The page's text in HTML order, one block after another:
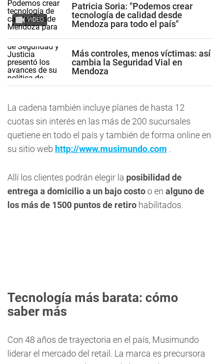
VIDEO
Patricia Soria: "Podemos crear
tecnología de calidad desde
Mendoza para todo el país"
Más controles, menos víctimas: así
cambia la Seguridad Vial en
Mendoza
La cadena también incluye planes de hasta 12
cuotas sin interés en las más de 200 sucursales
quetiene en todo el país y también de forma online en
su sitio web http://www.musimundo.com .
Allí los clientes podrán elegir la posibilidad de
entrega a domicilio a un bajo costoo en alguno de
los más de 1500 puntos de retiro habilitados.
Tecnología más barata: cómo
saber más
Con 48 años de trayectoria en el país, Musimundo
liderar el mercado del retail. La marca es precursora